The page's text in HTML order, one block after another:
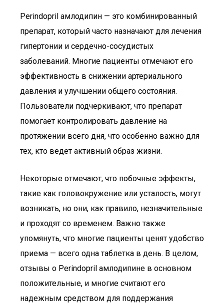
Perindopril амлодипин — это комбинированный
препарат, который часто назначают для лечения
гипертонии и сердечно-сосудистых
заболеваний. Многие пациенты отмечают его
эффективность в снижении артериального
давления и улучшении общего состояния.
Пользователи подчеркивают, что препарат
помогает контролировать давление на
протяжении всего дня, что особенно важно для
тех, кто ведет активный образ жизни.
Некоторые отмечают, что побочные эффекты,
такие как головокружение или усталость, могут
возникать, но они, как правило, незначительные
и проходят со временем. Важно также
упомянуть, что многие пациенты ценят удобство
приема — всего одна таблетка в день. В целом,
отзывы о Perindopril амлодипине в основном
положительные, и многие считают его
надежным средством для поддержания